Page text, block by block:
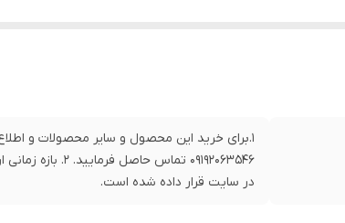
در سایت قرار داده شده است.